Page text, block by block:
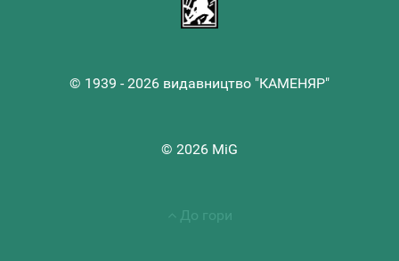
© 1939 - 2026 видавництво "КАМЕНЯР"
© 2026 MiG
До гори